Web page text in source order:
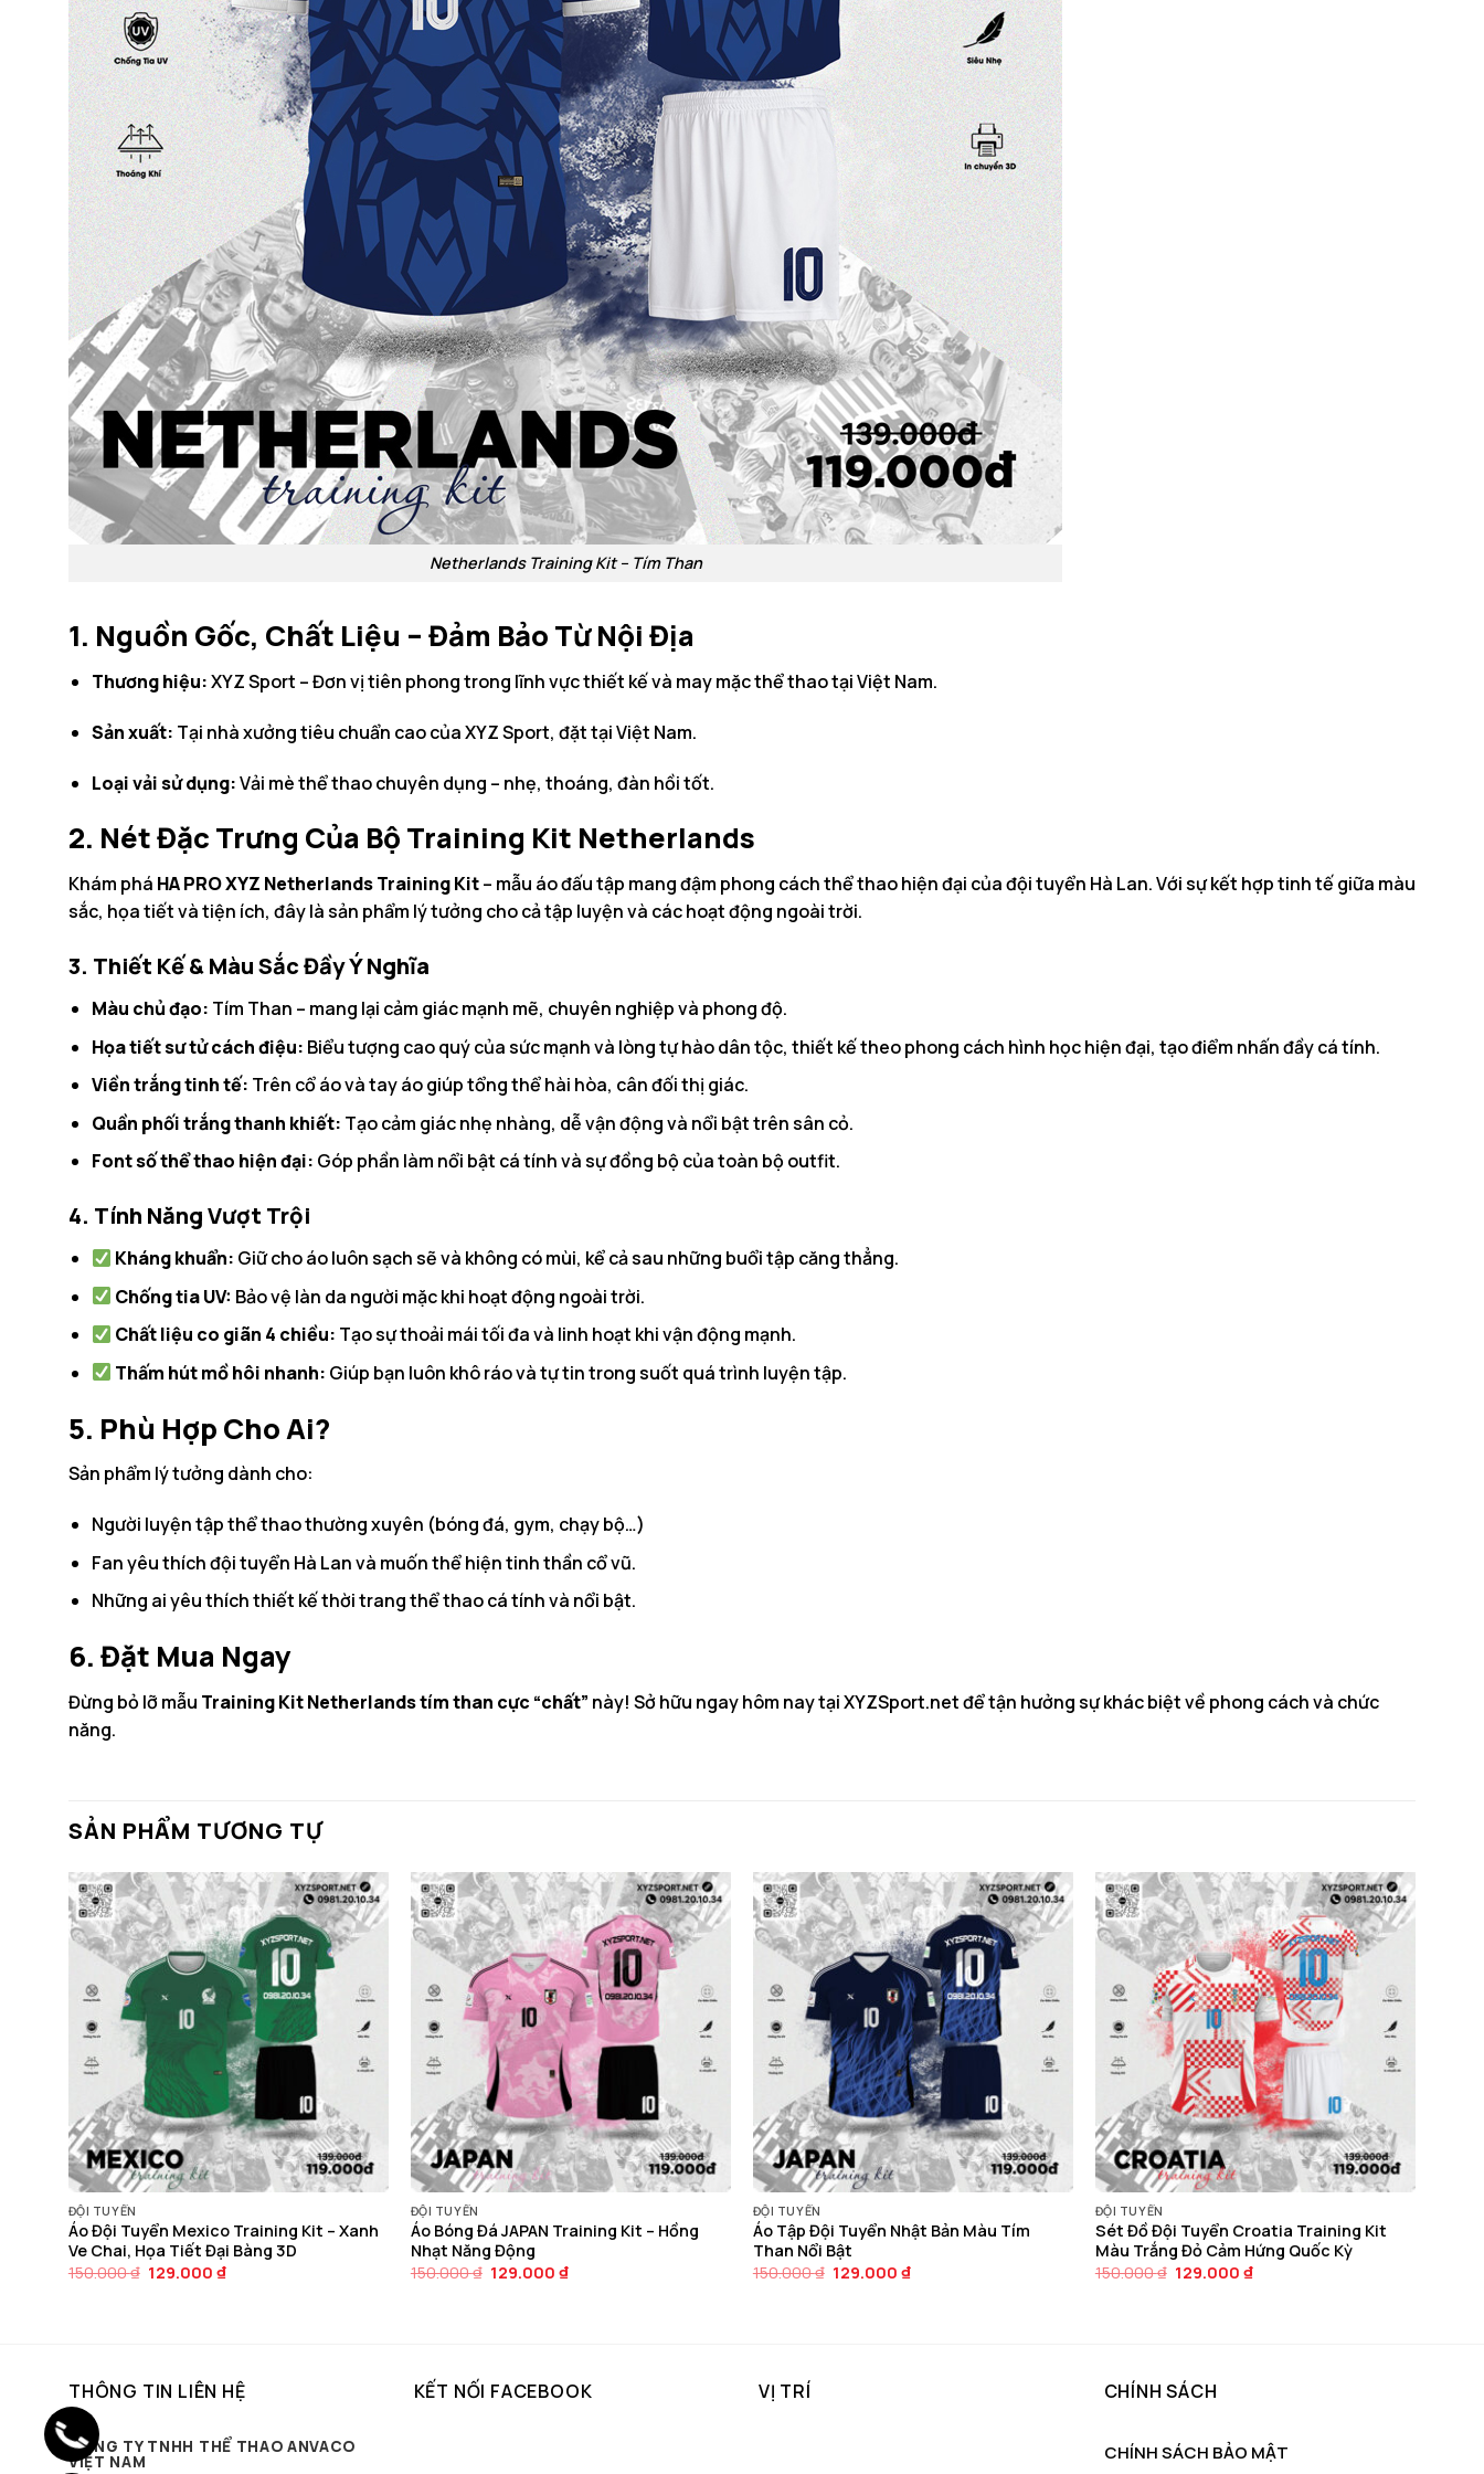
Netherlands Training Kit – Tím Than
1. Nguồn Gốc, Chất Liệu – Đảm Bảo Từ Nội Địa
Thương hiệu:XYZ Sport – Đơn vị tiên phong trong lĩnh vực thiết kế và may mặc thể thao tại Việt Nam.
Sản xuất: Tại nhà xưởng tiêu chuẩn cao của XYZ Sport, đặt tại Việt Nam.
Loại vải sử dụng:Vải mè thể thao chuyên dụng – nhẹ, thoáng, đàn hồi tốt.
2. Nét Đặc Trưng Của Bộ Training Kit Netherlands
Khám phá HA PRO XYZ Netherlands Training Kit– mẫu áo đấu tập mang đậm phong cách thể thao hiện đại của đội tuyển Hà Lan. Với sự kết hợp tinh tế giữa màu
sắc, họa tiết và tiện ích, đây là sản phẩm lý tưởng cho cả tập luyện và các hoạt động ngoài trời.
3. Thiết Kế & Màu Sắc Đầy Ý Nghĩa
Màu chủ đạo: Tím Than – mang lại cảm giác mạnh mẽ, chuyên nghiệp và phong độ.
Họa tiết sư tử cách điệu: Biểu tượng cao quý của sức mạnh và lòng tự hào dân tộc, thiết kế theo phong cách hình học hiện đại, tạo điểm nhấn đầy cá tính.
Viền trắng tinh tế: Trên cổ áo và tay áo giúp tổng thể hài hòa, cân đối thị giác.
Quần phối trắng thanh khiết: Tạo cảm giác nhẹ nhàng, dễ vận động và nổi bật trên sân cỏ.
Font số thể thao hiện đại: Góp phần làm nổi bật cá tính và sự đồng bộ của toàn bộ outfit.
4. Tính Năng Vượt Trội
Kháng khuẩn: Giữ cho áo luôn sạch sẽ và không có mùi, kể cả sau những buổi tập căng thẳng.
Chống tia UV: Bảo vệ làn da người mặc khi hoạt động ngoài trời.
Chất liệu co giãn 4 chiều: Tạo sự thoải mái tối đa và linh hoạt khi vận động mạnh.
Thấm hút mồ hôi nhanh: Giúp bạn luôn khô ráo và tự tin trong suốt quá trình luyện tập.
5. Phù Hợp Cho Ai?
Sản phẩm lý tưởng dành cho:
Người luyện tập thể thao thường xuyên (bóng đá, gym, chạy bộ…)
Fan yêu thích đội tuyển Hà Lan và muốn thể hiện tinh thần cổ vũ.
Những ai yêu thích thiết kế thời trang thể thao cá tính và nổi bật.
6. Đặt Mua Ngay
Đừng bỏ lỡ mẫu Training Kit Netherlands tím than cực “chất” này! Sở hữu ngay hôm nay tạiXYZSport.netđể tận hưởng sự khác biệt về phong cách và chức
năng.
SẢN PHẨM TƯƠNG TỰ
ĐỘI TUYỂN
Áo Đội Tuyển Mexico Training Kit – Xanh
Ve Chai, Họa Tiết Đại Bàng 3D
150.000₫ Giá
129.000₫Giá
ĐỘI TUYỂN
Áo Bóng Đá JAPAN Training Kit – Hồng
Nhạt Năng Động
150.000₫ Giá
129.000₫Giá
ĐỘI TUYỂN
Áo Tập Đội Tuyển Nhật Bản Màu Tím
Than Nổi Bật
150.000₫ Giá
129.000₫Giá
ĐỘI TUYỂN
Sét Đồ Đội Tuyển Croatia Training Kit
Màu Trắng Đỏ Cảm Hứng Quốc Kỳ
150.000₫ Giá
129.000₫Giá
THÔNG TIN LIÊN HỆ
CÔNG TY TNHH THỂ THAO ANVACO
VIỆT NAM
KẾT NỐI FACEBOOK VỊ TRÍ CHÍNH SÁCH
CHÍNH SÁCH BẢO MẬT